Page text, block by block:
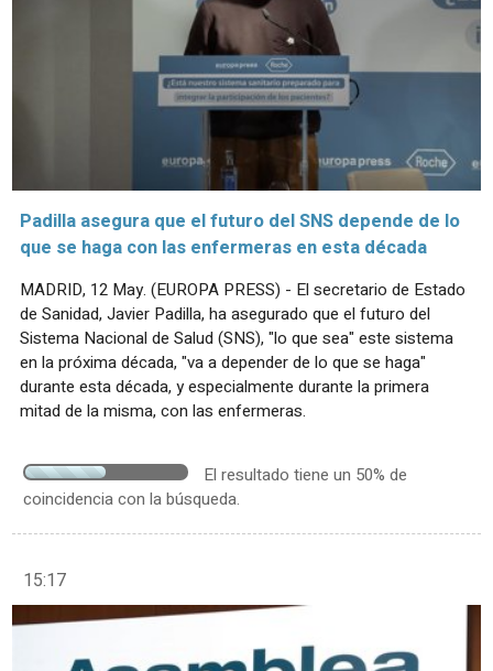
Padilla asegura que el futuro del SNS depende de lo
que se haga con las enfermeras en esta década
MADRID, 12 May. (EUROPA PRESS) - El secretario de Estado
de Sanidad, Javier Padilla, ha asegurado que el futuro del
Sistema Nacional de Salud (SNS), "lo que sea" este sistema
en la próxima década, "va a depender de lo que se haga"
durante esta década, y especialmente durante la primera
mitad de la misma, con las enfermeras.
El resultado tiene un 50% de
coincidencia con la búsqueda.
15:17